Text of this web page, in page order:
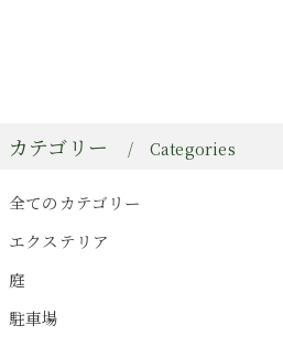
カテゴリー Categories
全てのカテゴリー
エクステリア
庭
駐車場